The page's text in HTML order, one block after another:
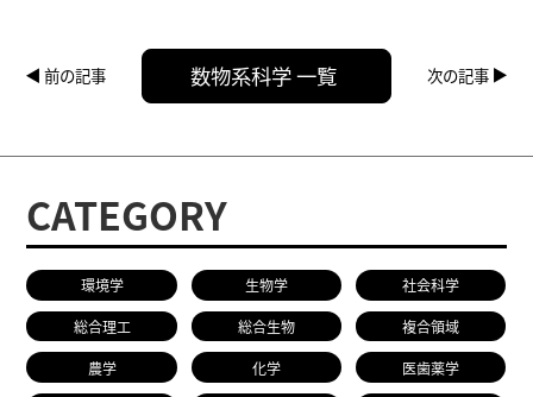
前の記事 数物系科学 一覧 次の記事
CATEGORY
環境学 生物学 社会科学
総合理工 総合生物 複合領域
農学 化学 医歯薬学